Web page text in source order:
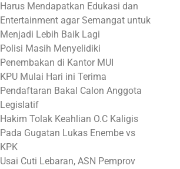
Harus Mendapatkan Edukasi dan
Entertainment agar Semangat untuk
Menjadi Lebih Baik Lagi
Polisi Masih Menyelidiki
Penembakan di Kantor MUI
KPU Mulai Hari ini Terima
Pendaftaran Bakal Calon Anggota
Legislatif
Hakim Tolak Keahlian O.C Kaligis
Pada Gugatan Lukas Enembe vs
KPK
Usai Cuti Lebaran, ASN Pemprov